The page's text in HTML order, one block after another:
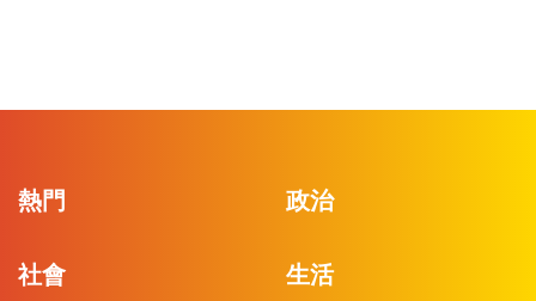
熱門 政治
社會 生活